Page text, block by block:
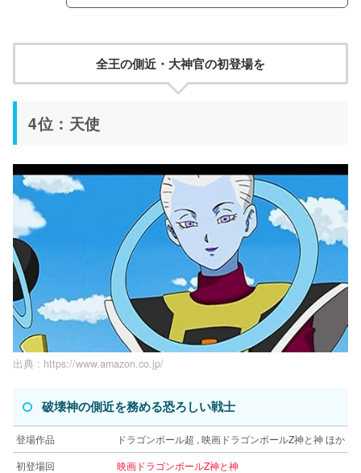
全王の側近・大神官の初登場を
4位：天使
出典 : https://www.amazon.co.jp/
破壊神の側近を務める恐ろしい戦士
登場作品
ドラゴンボール超 , 映画ドラゴンボールZ神と神 ほか
初登場回
映画ドラゴンボールZ神と神